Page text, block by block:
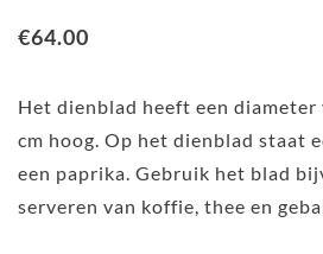
€64.00
Het dienblad heeft een diameter
cm hoog. Op het dienblad staat
een paprika. Gebruik het blad
serveren van koffie, thee en